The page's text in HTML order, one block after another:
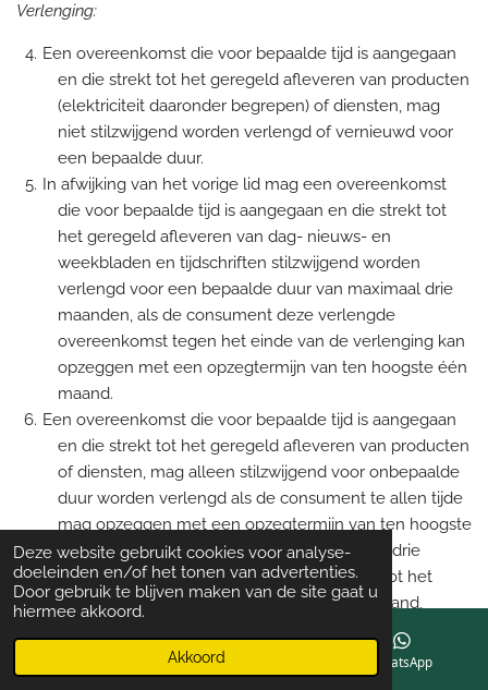
Deze website gebruikt cookies voor analyse-
doeleinden en/of het tonen van advertenties.
Door gebruik te blijven maken van de site gaat u
hiermee akkoord.
Akkoord
Verlenging:
Een overeenkomst die voor bepaalde tijd is aangegaan
en die strekt tot het geregeld afleveren van producten
(elektriciteit daaronder begrepen) of diensten, mag
niet stilzwijgend worden verlengd of vernieuwd voor
een bepaalde duur.
In afwijking van het vorige lid mag een overeenkomst
die voor bepaalde tijd is aangegaan en die strekt tot
het geregeld afleveren van dag- nieuws- en
weekbladen en tijdschriften stilzwijgend worden
verlengd voor een bepaalde duur van maximaal drie
maanden, als de consument deze verlengde
overeenkomst tegen het einde van de verlenging kan
opzeggen met een opzegtermijn van ten hoogste één
maand.
Een overeenkomst die voor bepaalde tijd is aangegaan
en die strekt tot het geregeld afleveren van producten
of diensten, mag alleen stilzwijgend voor onbepaalde
duur worden verlengd als de consument te allen tijde
mag opzeggen met een opzegtermijn van ten hoogste
één maand. De opzegtermijn is ten hoogste drie
maanden in geval de overeenkomst strekt tot het
geregeld, maar minder dan eenmaal per maand,
afleveren van dag-, nieuws- en weekbladen en
Een overeenkomst met beperkte duur tot het geregeld
Instagram WhatsApp